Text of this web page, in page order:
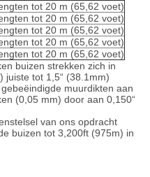
tot 20 m (65,62 voet)
tot 20 m (65,62 voet)
tot 20 m (65,62 voet)
tot 20 m (65,62 voet)
tot 20 m (65,62 voet)
buizen strekken zich in
juiste tot 1,5“ (38.1mm)
muurdikten aan
(0,05 mm) door aan 0,150“
van ons opdracht
buizen tot 3,200ft (975m) in